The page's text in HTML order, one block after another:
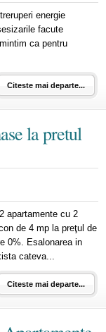
energie
facute
ca pentru
Citeste mai departe...
la pretul
apartamente cu 2
de 4 mp la preţul de
0%. Esalonarea in
cateva...
Citeste mai departe...